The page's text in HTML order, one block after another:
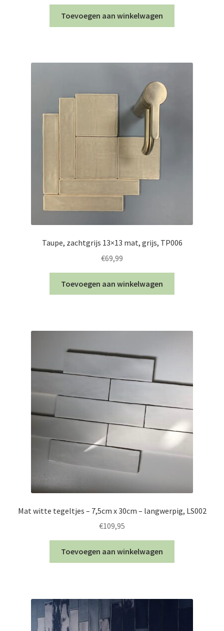
Toevoegen aan winkelwagen
Taupe, zachtgrijs 13×13 mat, grijs, TP006
€69,99
Toevoegen aan winkelwagen
Mat witte tegeltjes – 7,5cm x 30cm – langwerpig, LS002
€109,95
Toevoegen aan winkelwagen